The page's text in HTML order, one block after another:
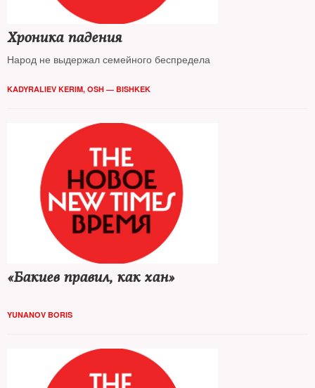
Хроника падения
Народ не выдержал семейного беспредела
KADYRALIEV KERIM, OSH — BISHKEK
«Бакиев правил, как хан»
YUNANOV BORIS